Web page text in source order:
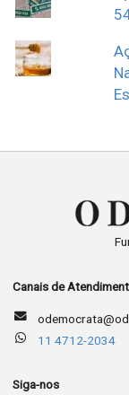
Canais de
11 4712-2034
Siga-nos